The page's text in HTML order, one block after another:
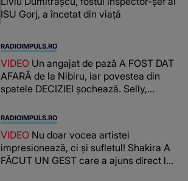
ISU Gorj, a încetat din viață
RADIOIMPULS.RO
VIDEO Un angajat de pază A FOST DAT
AFARĂ de la Nibiru, iar povestea din
spatele DECIZIEI șochează. Selly,
CREDEA CĂ VA VEDEA AȘA CEVA: "Fix
în fața unui..."
RADIOIMPULS.RO
VIDEO Nu doar vocea artistei
impresionează, ci și sufletul! Shakira A
FĂCUT UN GEST care a ajuns direct la